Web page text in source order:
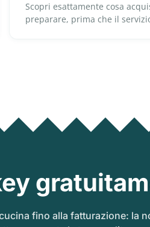
Scopri esattamente cosa
preparare, prima che il
fino alla fatturazione: la